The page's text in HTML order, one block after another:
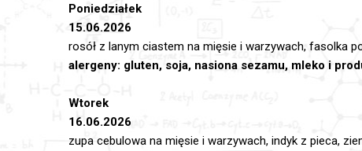
Poniedziałek
15.06.2026
rosół z lanym ciastem na mięsie i warzywach, fasolka
alergeny: gluten, soja, nasiona sezamu, mleko i
Wtorek
16.06.2026
zupa cebulowa na mięsie i warzywach, indyk z pieca,